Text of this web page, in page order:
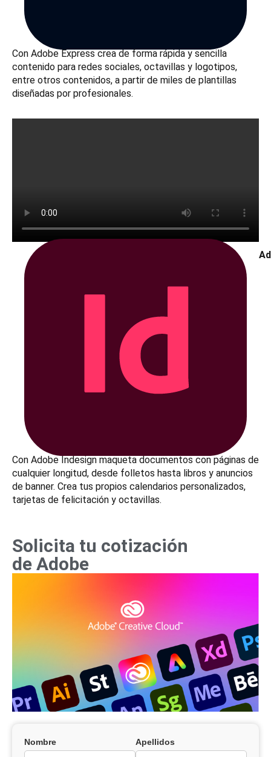
Con Adobe Express crea de forma rápida y sencilla
contenido para redes sociales, octavillas y logotipos,
entre otros contenidos, a partir de miles de plantillas
diseñadas por profesionales.
Con Adobe Indesign maqueta documentos con páginas de
cualquier longitud, desde folletos hasta libros y anuncios
de banner. Crea tus propios calendarios personalizados,
tarjetas de felicitación y octavillas.
Solicita tu cotización
de Adobe
Nombre Apellidos